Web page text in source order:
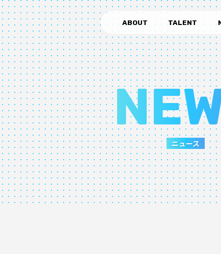
ABOUT TALENT
ニュース